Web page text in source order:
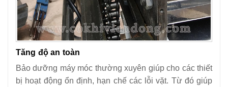
Tăng độ an toàn
Bảo dưỡng máy móc thường xuyên giúp cho các thiết
bị hoạt động ổn định, hạn chế các lỗi vặt. Từ đó giúp